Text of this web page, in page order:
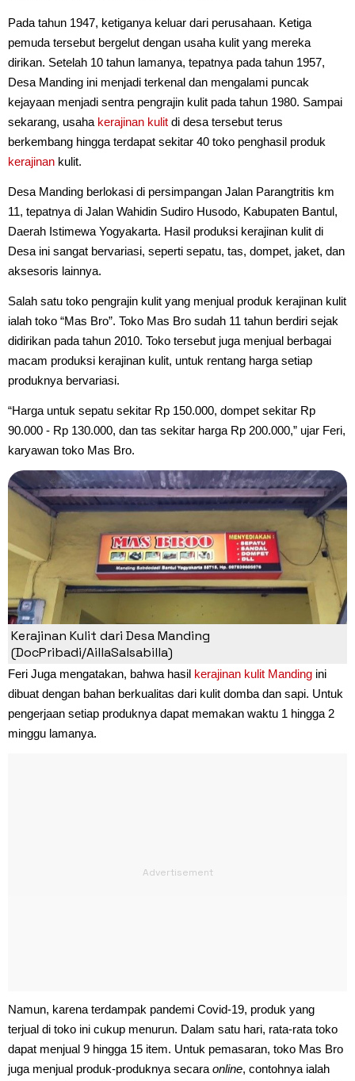
Pada tahun 1947, ketiganya keluar dari perusahaan. Ketiga
pemuda tersebut bergelut dengan usaha kulit yang mereka
dirikan. Setelah 10 tahun lamanya, tepatnya pada tahun 1957,
Desa Manding ini menjadi terkenal dan mengalami puncak
kejayaan menjadi sentra pengrajin kulit pada tahun 1980. Sampai
sekarang, usaha kerajinan kulit di desa tersebut terus
berkembang hingga terdapat sekitar 40 toko penghasil produk
kerajinan kulit.
Desa Manding berlokasi di persimpangan Jalan Parangtritis km
11, tepatnya di Jalan Wahidin Sudiro Husodo, Kabupaten Bantul,
Daerah Istimewa Yogyakarta. Hasil produksi kerajinan kulit di
Desa ini sangat bervariasi, seperti sepatu, tas, dompet, jaket, dan
aksesoris lainnya.
Salah satu toko pengrajin kulit yang menjual produk kerajinan kulit
ialah toko “Mas Bro”. Toko Mas Bro sudah 11 tahun berdiri sejak
didirikan pada tahun 2010. Toko tersebut juga menjual berbagai
macam produksi kerajinan kulit, untuk rentang harga setiap
produknya bervariasi.
“Harga untuk sepatu sekitar Rp 150.000, dompet sekitar Rp
90.000 - Rp 130.000, dan tas sekitar harga Rp 200.000,” ujar Feri,
karyawan toko Mas Bro.
Kerajinan Kulit dari Desa Manding
(DocPribadi/AillaSalsabilla)
Feri Juga mengatakan, bahwa hasil kerajinan kulit Manding ini
dibuat dengan bahan berkualitas dari kulit domba dan sapi. Untuk
pengerjaan setiap produknya dapat memakan waktu 1 hingga 2
minggu lamanya.
Namun, karena terdampak pandemi Covid-19, produk yang
terjual di toko ini cukup menurun. Dalam satu hari, rata-rata toko
dapat menjual 9 hingga 15 item. Untuk pemasaran, toko Mas Bro
juga menjual produk-produknya secara online, contohnya ialah